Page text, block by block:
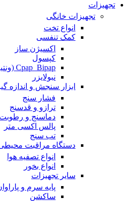
تجهیزات
تجهیزات خانگی
انواع تخت
کمک تنفسی
اکسیژن ساز
کپسول
Cpap_Bipap (ونتیلاتور)
نبولایزر
ابزار سنجش و اندازه
فشار سنج
ترازو و قدسنج
دماسنج و
پالس اکسی متر
تب سنج
دستگاه مراقبت
انواع تصفیه هوا
انواع بخور
سایر تجهیزات
پایه سرم و
ساکشن